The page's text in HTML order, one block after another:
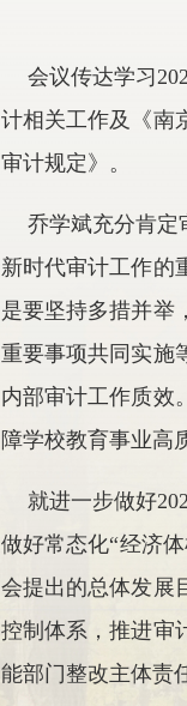
会议传达学习
计相关工作及《南
审计规定》。
乔学斌充分肯定
新时代审计工作的
是要坚持多措并举
重要事项共同实施
内部审计工作质效
障学校教育事业高
就进一步做好
做好常态化“经济
会提出的总体发展
控制体系，推进审
能部门整改主体责